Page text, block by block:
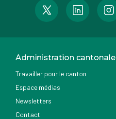
Administration cantonale
Travailler pour le canton
Espace médias
Newsletters
Contact